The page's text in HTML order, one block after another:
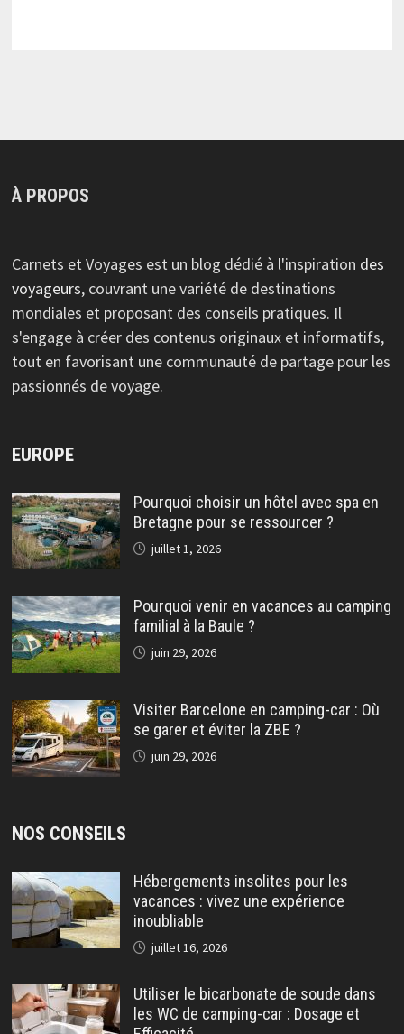
À PROPOS
Carnets et Voyages est un blog dédié à l'inspiration des
voyageurs, couvrant une variété de destinations
mondiales et proposant des conseils pratiques. Il
s'engage à créer des contenus originaux et informatifs,
tout en favorisant une communauté de partage pour les
passionnés de voyage.
EUROPE
Pourquoi choisir un hôtel avec spa en
Bretagne pour se ressourcer ?
juillet 1, 2026
Pourquoi venir en vacances au camping
familial à la Baule ?
juin 29, 2026
Visiter Barcelone en camping-car : Où
se garer et éviter la ZBE ?
juin 29, 2026
NOS CONSEILS
Hébergements insolites pour les
vacances : vivez une expérience
inoubliable
juillet 16, 2026
Utiliser le bicarbonate de soude dans
les WC de camping-car : Dosage et